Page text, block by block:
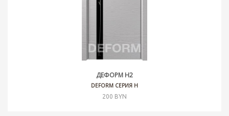
ДЕФОРМ H2
DEFORM СЕРИЯ H
200 BYN